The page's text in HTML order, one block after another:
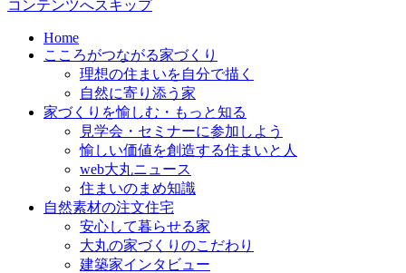
コンテンツへスキップ
Home
こころがつながる家づくり
理想の住まいを自分で描く
自然に寄り添う家
家づくりを愉しむ・もっと知る
見学会・セミナーに参加しよう
愉しい価値を創造する住まいと人
web大丸ニュース
住まいのまめ知識
自然素材の注文住宅
安心して暮らせる家
大丸の家づくりのこだわり
建築家インタビュー